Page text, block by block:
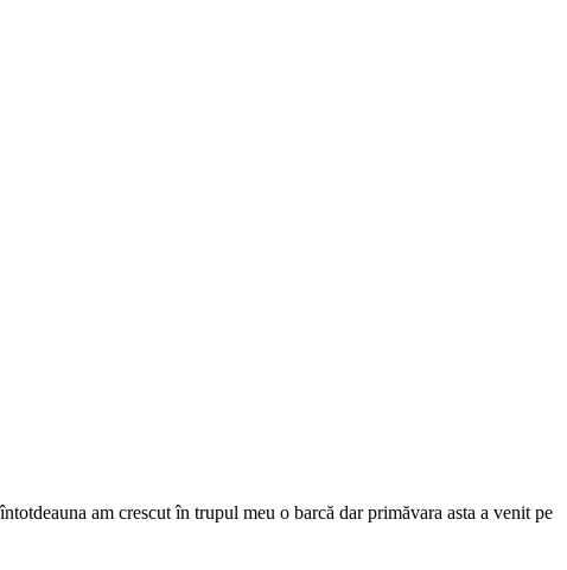
am crescut în trupul meu o barcă dar primăvara asta a venit pe